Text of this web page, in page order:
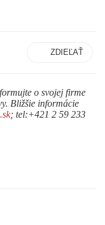
ZDIEĽAŤ
o svojej firme
Bližšie informácie
; tel:+421 2 59 233